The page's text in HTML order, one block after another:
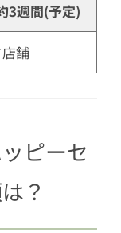
3週間(予定)
舗
ピーセ
？